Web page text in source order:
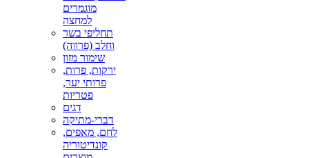
מוגמרים
למחצה
תחליפי בשר
וחלב (פרווה)
שימור מזון
ירקות, פרות,
פרותי יער,
פטריות
דגים
דברי-מתיקה
לחם, מאפים,
קונדיטוריה